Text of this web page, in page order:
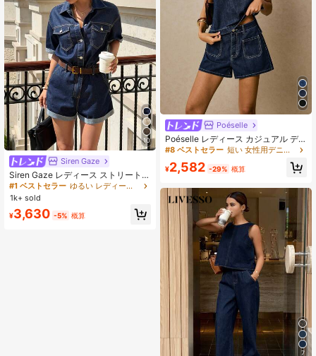
10
Siren Gaze
Siren Gaze レディース ストリートフ
ァッション 半袖デニムジャンプスー
ツ
#1 ベストセラー
ゆるい レディースデニムオーバーオール&ジャンプスーツ
1k+ sold
¥3,630 -5% 概算
Poéselle
Poéselle レディース カジュアル デ
ニムベスト&ショーツセット、夏用
#8 ベストセラー 短い 女性用デニムツーピース衣装
¥2,582 -29% 概算
7